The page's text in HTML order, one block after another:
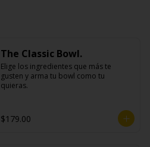
The Classic Bowl.
Elige los ingredientes que más te
gusten y arma tu bowl como tu
quieras.
$179.00